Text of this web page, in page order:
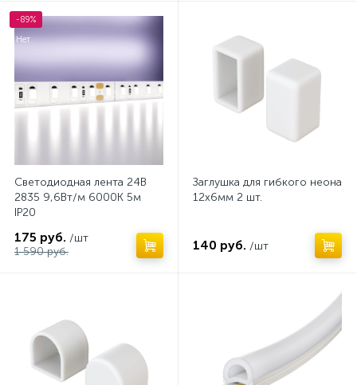
-89%
Нет
Светодиодная лента 24В
2835 9,6Вт/м 6000K 5м
IP20
175 руб. /шт
1 590 руб.
Заглушка для гибкого неона
12х6мм 2 шт.
140 руб. /шт